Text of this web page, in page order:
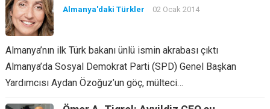
Almanya'daki Türkler 02 Ocak 2014
Almanya’nın ilk Türk bakanı ünlü ismin akrabası çıktı
Almanya’da Sosyal Demokrat Parti (SPD) Genel Başkan
Yardımcısı Aydan Özoğuz’un göç, mülteci…